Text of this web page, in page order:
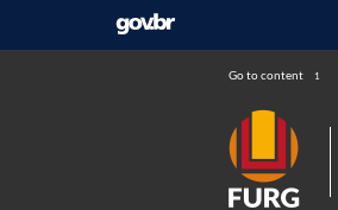
Go to content 1